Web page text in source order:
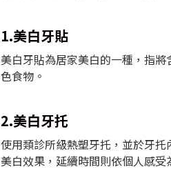
1.美白牙貼
美白牙貼為居家美白的一種，指
色食物。
2.美白牙托
使用類診所級熱塑牙托，並於牙
美白效果，延續時間則依個人感